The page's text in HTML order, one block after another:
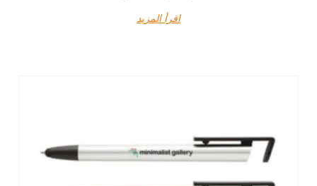
اقرأ المزيد